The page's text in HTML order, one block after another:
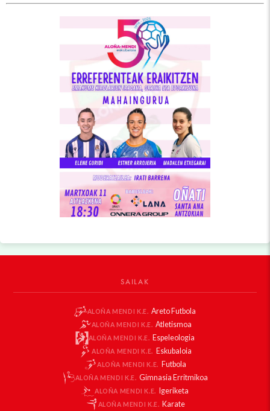
SAILAK
ALOÑA MENDI K.E. Areto Futbola
ALOÑA MENDI K.E. Atletismoa
ALOÑA MENDI K.E. Espeleologia
ALOÑA MENDI K.E. Eskubaloia
ALOÑA MENDI K.E. Futbola
ALOÑA MENDI K.E. Gimnasia Erritmikoa
ALOÑA MENDI K.E. Igeriketa
ALOÑA MENDI K.E. Karate